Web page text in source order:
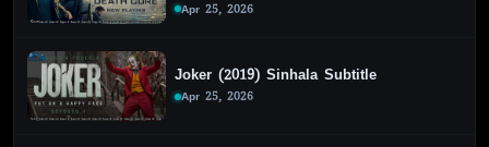
Apr 25, 2026
Joker (2019) Sinhala Subtitle
Apr 25, 2026